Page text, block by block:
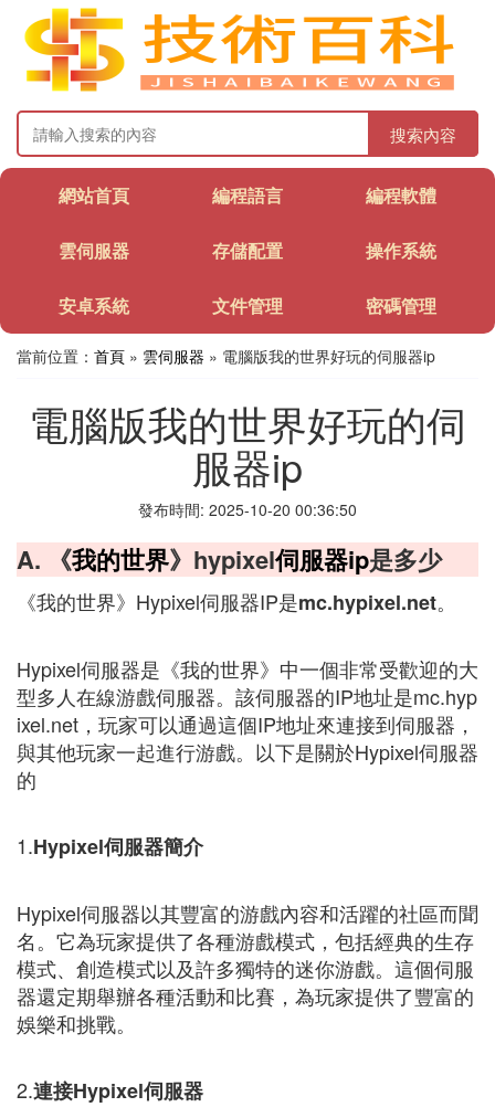
搜索內容
網站首頁 編程語言 編程軟體
雲伺服器 存儲配置 操作系統
安卓系統 文件管理 密碼管理
當前位置： 首頁 » 雲伺服器 » 電腦版我的世界好玩的伺服器ip
電腦版我的世界好玩的伺
服器ip
發布時間: 2025-10-20 00:36:50
A. 《我的世界》hypixel伺服器ip是多少
《我的世界》Hypixel伺服器IP是mc.hypixel.net。
Hypixel伺服器是《我的世界》中一個非常受歡迎的大
型多人在線游戲伺服器。該伺服器的IP地址是mc.hyp
ixel.net，玩家可以通過這個IP地址來連接到伺服器，
與其他玩家一起進行游戲。以下是關於Hypixel伺服器
的
1.Hypixel伺服器簡介
Hypixel伺服器以其豐富的游戲內容和活躍的社區而聞
名。它為玩家提供了各種游戲模式，包括經典的生存
模式、創造模式以及許多獨特的迷你游戲。這個伺服
器還定期舉辦各種活動和比賽，為玩家提供了豐富的
娛樂和挑戰。
2.連接Hypixel伺服器